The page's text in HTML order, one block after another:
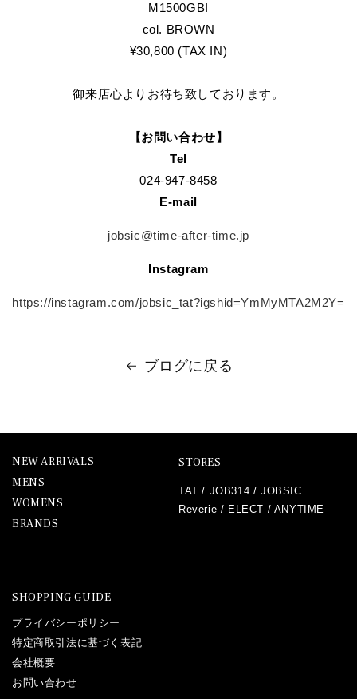
M1500GBI
col. BROWN
¥30,800 (TAX IN)
御来店心よりお待ち致しております。
【お問い合わせ】
Tel
024-947-8458
E-mail
jobsic@time-after-time.jp
Instagram
https://instagram.com/jobsic_tat?igshid=YmMyMTA2M2Y=
ブログに戻る
NEW ARRIVALS
MENS
WOMENS
BRANDS
STORES
TAT / JOB314 /JOBSIC
Reverie / ELECT / ANYTIME
SHOPPING GUIDE
プライバシーポリシー
特定商取引法に基づく表記
会社概要
お問い合わせ